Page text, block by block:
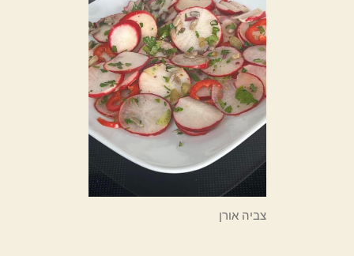
צביה אורן